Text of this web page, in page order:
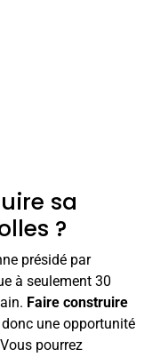
sa
?
présidé par
à seulement 30
Faire construire
une opportunité
pourrez